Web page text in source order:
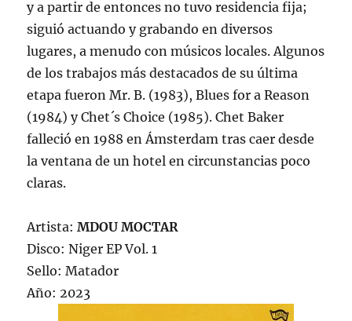
y a partir de entonces no tuvo residencia fija;
siguió actuando y grabando en diversos
lugares, a menudo con músicos locales. Algunos
de los trabajos más destacados de su última
etapa fueron Mr. B. (1983), Blues for a Reason
(1984) y Chet´s Choice (1985). Chet Baker
falleció en 1988 en Ámsterdam tras caer desde
la ventana de un hotel en circunstancias poco
claras.
Artista:MDOU MOCTAR
Disco: Niger EP Vol. 1
Sello: Matador
Año: 2023